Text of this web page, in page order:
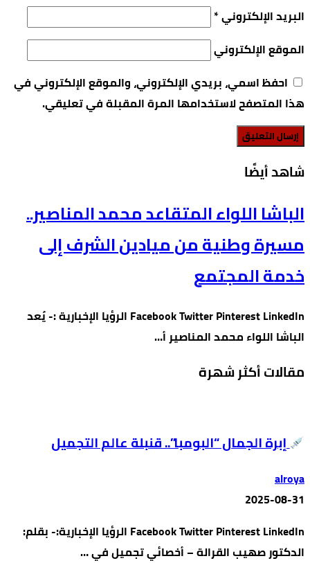
البريد الإلكتروني*
الموقع الإلكتروني
احفظ اسمي، بريدي الإلكتروني، والموقع الإلكتروني في
هذا المتصفح لاستخدامها المرة المقبلة في تعليقي.
‫شاهد أيضًا‬
الباشا اللواء المتقاعد محمد المناصير..
مسيرة وطنية من ميادين الشرف إلى
خدمة المجتمع
Facebook Twitter Pinterest LinkedIn الرؤيا الإخبارية :- يُعد
الباشا اللواء محمد المناصير أ…
مقالات أكثر شهرة
إبرة الجمال “البومبا”.. قنبلة عالم التجميل
alroya
2025-08-31
Facebook Twitter Pinterest LinkedIn الرؤيا الإخبارية:- بقلم:
الدكتور صهيب القرالة – أخصائي تجميل في …